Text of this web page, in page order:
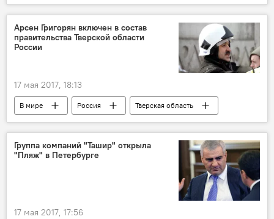
военнослужащий
Арсен Григорян включен в состав
правительства Тверской области
России
17 мая 2017, 18:13
В мире Россия
Тверская область
Арсен Григорян
назначение
Группа компаний "Ташир" открыла
"Пляж" в Петербурге
17 мая 2017, 17:56